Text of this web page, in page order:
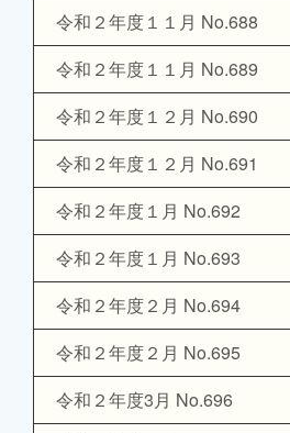
令和２年度１１月 No.688
令和２年度１１月 No.689
令和２年度１２月 No.690
令和２年度１２月 No.691
令和２年度１月 No.692
令和２年度１月 No.693
令和２年度２月 No.694
令和２年度２月 No.695
令和２年度3月 No.696